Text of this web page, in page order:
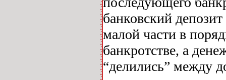
банковский
малой части в
банкротстве, а
“делились” между